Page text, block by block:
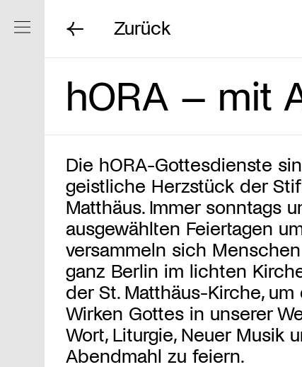
Navigation ein/ausblenden
Zurück
hORA – mit
Die hORA-Gottesdienste
geistliche Herzstück der
Matthäus. Immer sonntags
ausgewählten Feiertagen
versammeln sich
ganz Berlin im lichten
der St. Matthäus-Kirche, um
Wirken Gottes in unserer
Wort, Liturgie, Neuer Musik
Abendmahl zu feiern.